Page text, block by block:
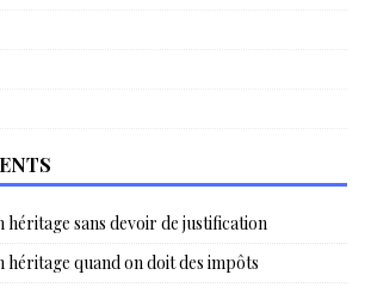
sans devoir de justification
quand on doit des impôts